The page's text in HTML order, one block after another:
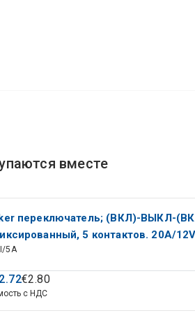
вместе
переключатель; (ВКЛ)-ВЫКЛ-
5 контактов. 20A/
DPDT, черный
5A
2.72€2.80
с НДС